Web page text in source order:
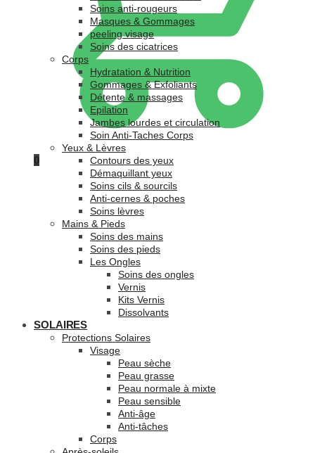
0
Soins anti-rougeurs
Masques & Gommages
peeling visage
Soins des cicatrices
Corps
Hydratation & Nutrition
Gommages & Exfoliants
Détente & massages
Epilation
Jambes lourdes et circulation
Soin Anti-Taches Corps
Yeux & Lèvres
Contours des yeux
Démaquillant yeux
Soins cils & sourcils
Anti-cernes & poches
Soins lèvres
Mains & Pieds
Soins des mains
Soins des pieds
Les Ongles
Soins des ongles
Vernis
Kits Vernis
Dissolvants
SOLAIRES
Protections Solaires
Visage
Peau sèche
Peau grasse
Peau normale à mixte
Peau sensible
Anti-âge
Anti-tâches
Corps